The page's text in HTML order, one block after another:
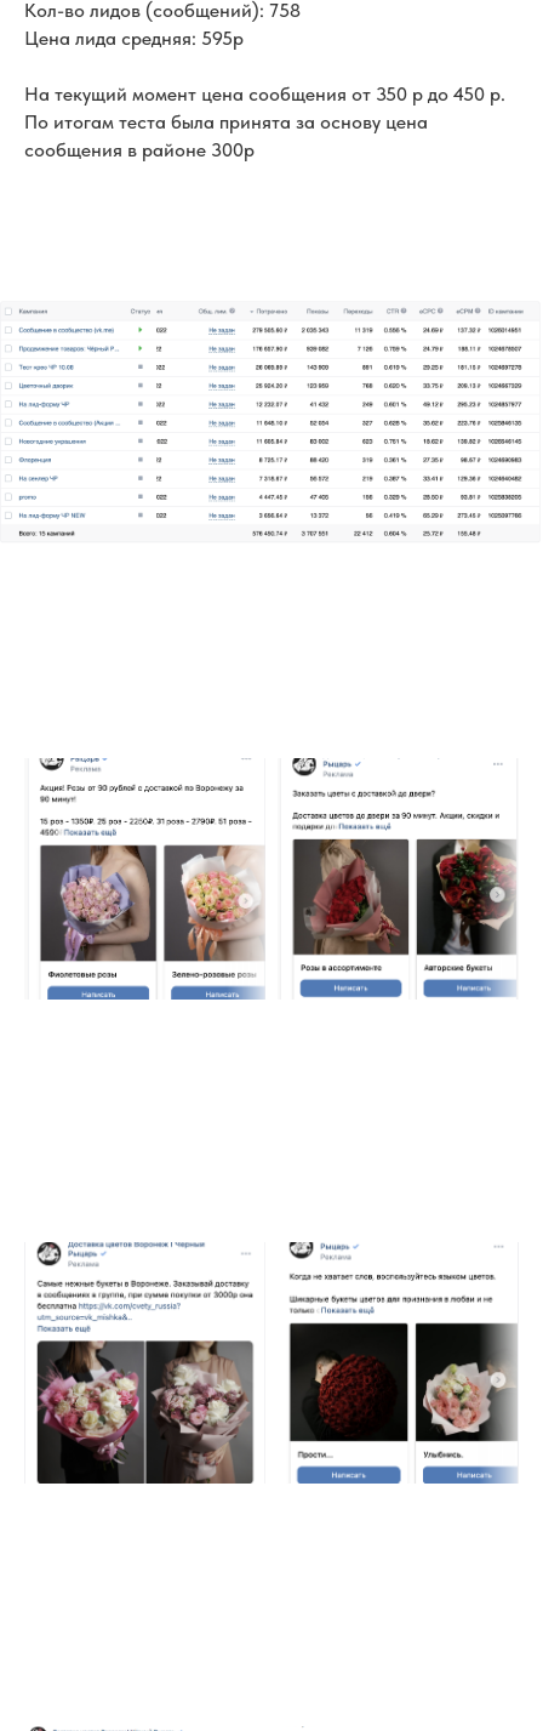
Кол-во лидов (сообщений): 758
Цена лида средняя: 595р
На текущий момент цена сообщения от 350 р до 450 р.
По итогам теста была принята за основу цена
сообщения в районе 300р